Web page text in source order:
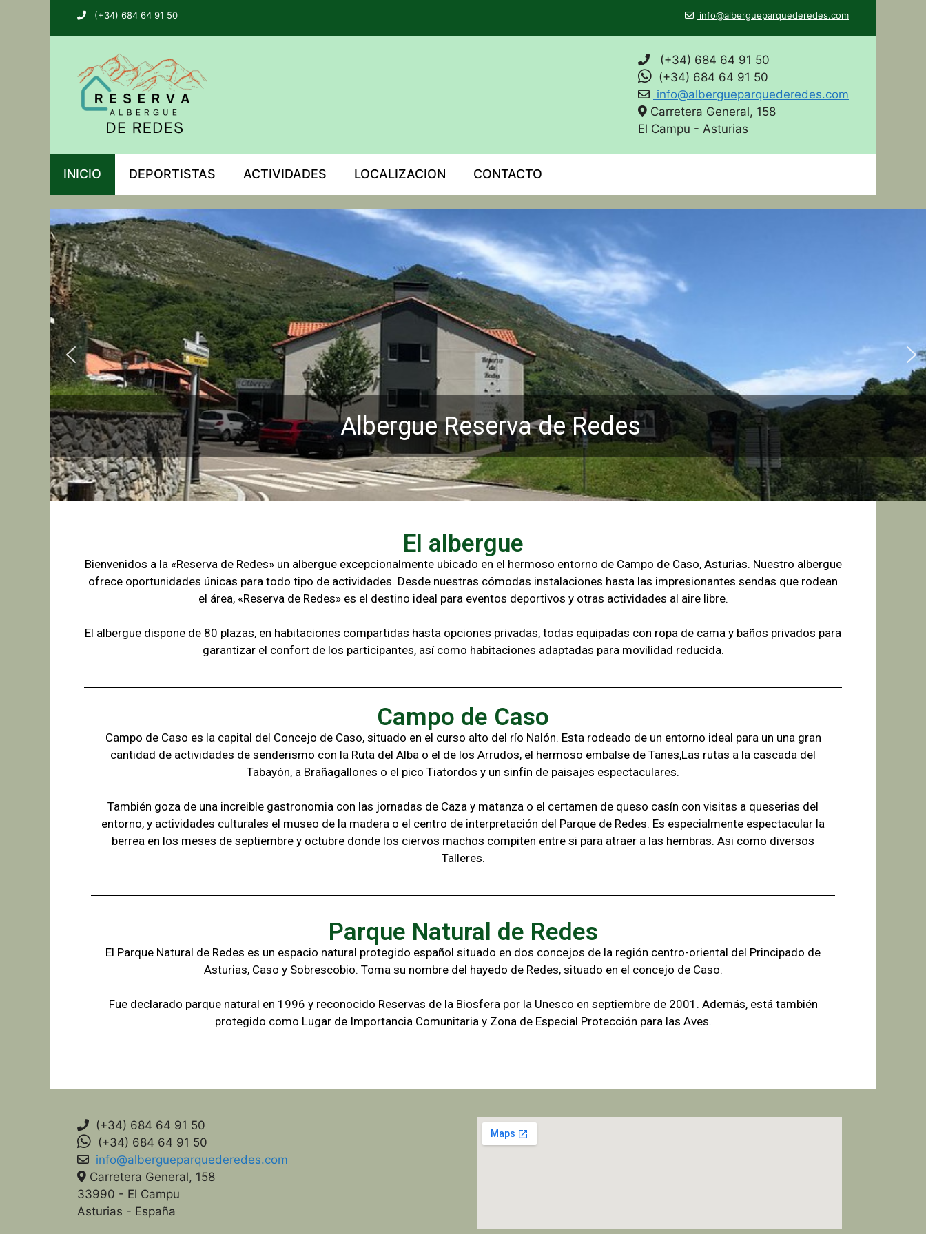
(+34) 684 64 91 50 info@albergueparquederedes.com
(+34) 684 64 91 50
(+34) 684 64 91 50
info@albergueparquederedes.com
Carretera General, 158
El Campu - Asturias
INICIO DEPORTISTAS ACTIVIDADES LOCALIZACION CONTACTO
Albergue Reserva de Redes
El albergue
Bienvenidos a la «Reserva de Redes» un albergue excepcionalmente ubicado en el hermoso entorno de Campo de Caso, Asturias. Nuestro albergue
ofrece oportunidades únicas para todo tipo de actividades. Desde nuestras cómodas instalaciones hasta las impresionantes sendas que rodean
el área, «Reserva de Redes» es el destino ideal para eventos deportivos y otras actividades al aire libre.
El albergue dispone de 80 plazas, en habitaciones compartidas hasta opciones privadas, todas equipadas con ropa de cama y baños privados para
garantizar el confort de los participantes, así como habitaciones adaptadas para movilidad reducida.
Campo de Caso
Campo de Caso es la capital del Concejo de Caso, situado en el curso alto del río Nalón. Esta rodeado de un entorno ideal para un una gran
cantidad de actividades de senderismo con la Ruta del Alba o el de los Arrudos, el hermoso embalse de Tanes,Las rutas a la cascada del
Tabayón, a Brañagallones o el pico Tiatordos y un sinfín de paisajes espectaculares.
También goza de una increible gastronomia con las jornadas de Caza y matanza o el certamen de queso casín con visitas a queserias del
entorno, y actividades culturales el museo de la madera o el centro de interpretación del Parque de Redes. Es especialmente espectacular la
berrea en los meses de septiembre y octubre donde los ciervos machos compiten entre si para atraer a las hembras. Asi como diversos
Talleres.
Parque Natural de Redes
El Parque Natural de Redes es un espacio natural protegido español situado en dos concejos de la región centro-oriental del Principado de
Asturias, Caso y Sobrescobio. Toma su nombre del hayedo de Redes, situado en el concejo de Caso.
Fue declarado parque natural en 1996 y reconocido Reservas de la Biosfera por la Unesco en septiembre de 2001. Además, está también
protegido como Lugar de Importancia Comunitaria y Zona de Especial Protección para las Aves.
(+34) 684 64 91 50
(+34) 684 64 91 50
info@albergueparquederedes.com
Carretera General, 158
33990 - El Campu
Asturias - España